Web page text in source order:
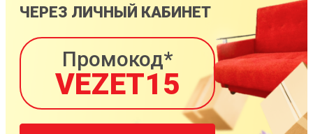
ЧЕРЕЗ ЛИЧНЫЙ КАБИНЕТ
Промокод*
VEZET15